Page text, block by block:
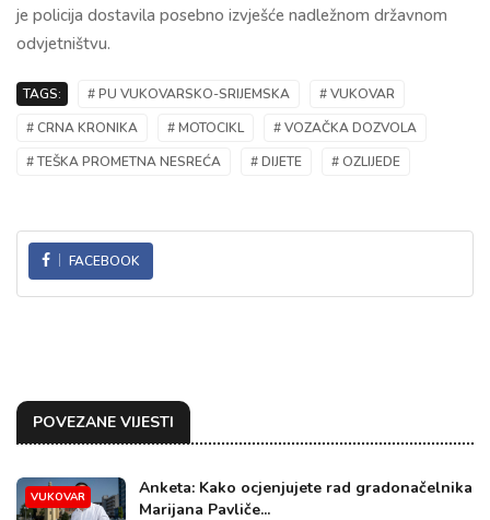
je policija dostavila posebno izvješće nadležnom državnom
odvjetništvu.
TAGS: # PU VUKOVARSKO-SRIJEMSKA
# VUKOVAR
# CRNA KRONIKA
# MOTOCIKL
# VOZAČKA DOZVOLA
# TEŠKA PROMETNA NESREĆA
# DIJETE # OZLIJEDE
FACEBOOK
POVEZANE VIJESTI
VUKOVAR
Anketa: Kako ocjenjujete rad gradonačelnika
Marijana Pavliče...